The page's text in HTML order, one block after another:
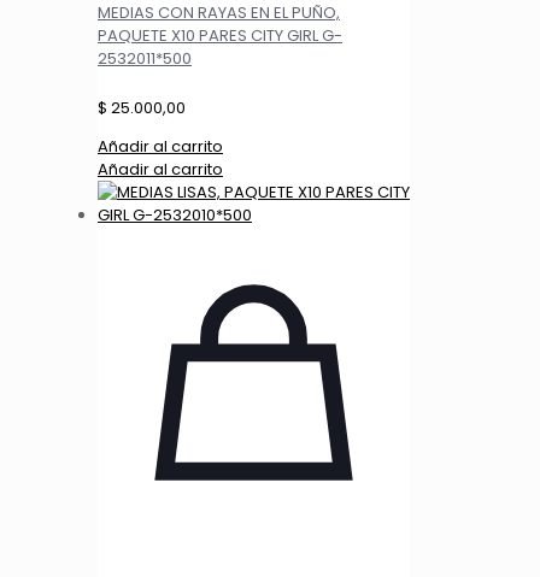
MEDIAS CON RAYAS EN EL PUÑO,
PAQUETE X10 PARES CITY GIRL G-
2532011*500
$ 25.000,00
Añadir al carrito
Añadir al carrito